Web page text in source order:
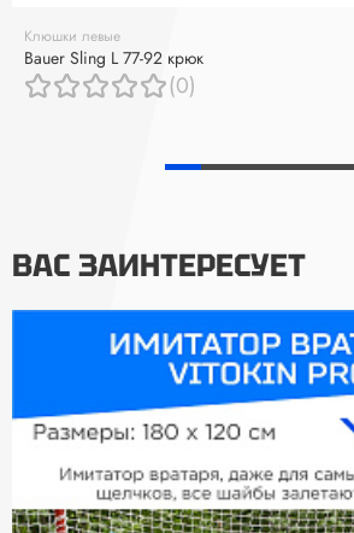
Клюшки левые
Bauer Sling L 77-92 крюк
(0)
ВАС ЗАИНТЕРЕСУЕТ